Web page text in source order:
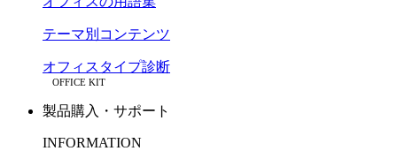
テーマ別コンテンツ
オフィスタイプ診断
OFFICE KIT
製品購入・サポート
INFORMATION